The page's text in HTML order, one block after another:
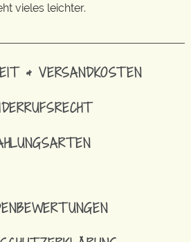
vieles leichter.
& VERSANDKOSTEN